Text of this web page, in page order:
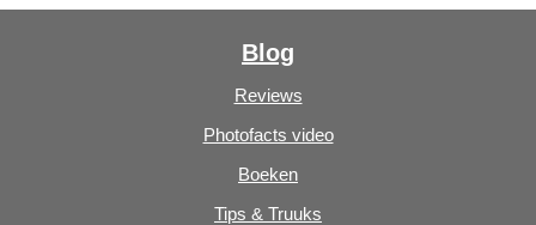
Blog
Reviews
Photofacts video
Boeken
Tips & Truuks